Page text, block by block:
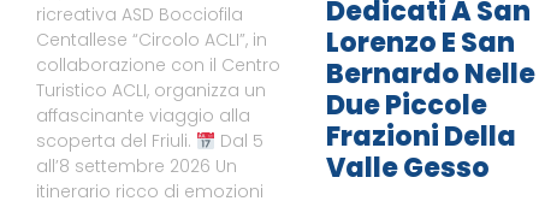
ricreativa ASD Bocciofila
Centallese “Circolo ACLI”, in
collaborazione con il Centro
Turistico ACLI, organizza un
affascinante viaggio alla
scoperta del Friuli.
Dal 5
all’8 settembre 2026 Un
itinerario ricco di emozioni
Dedicati A San
Lorenzo E San
Bernardo Nelle
Due Piccole
Frazioni Della
Valle Gesso